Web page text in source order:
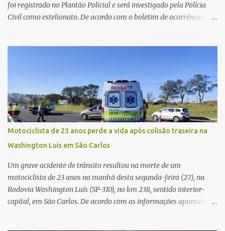
foi registrado no Plantão Policial e será investigado pela Polícia
Civil como estelionato. De acordo com o boletim de ocorrência, a
ser realizados. Dias depois, o golpista enviou um documento em
PDF simulando uma comunicação oficial da instituição financeira.
Na sequência, entrou em contato por telefone e encaminhou um
link, orientando a vítima a acessá-lo pelo computador para
concluir a suposta atualização cadastral. Após realizar o
procedimento, a conta bancária ficou bloqueada por algumas
horas. Sem conseguir acessar o sistema, a vítima tentou
novamente contato com o suposto gerente, mas não obteve
resposta. Na segunda-fe...
Motociclista de 23 anos perde a vida após colisão traseira na
Washington Luís em São Carlos
Um grave acidente de trânsito resultou na morte de um
motociclista de 23 anos na manhã desta segunda-feira (27), na
Rodovia Washington Luís (SP-310), no km 238, sentido interior-
capital, em São Carlos. De acordo com as informações apuradas no